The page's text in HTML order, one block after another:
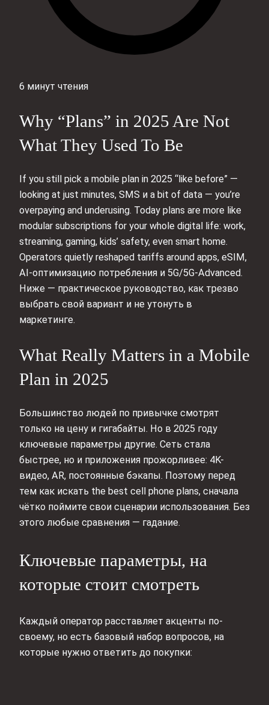
6 минут чтения
Why “Plans” in 2025 Are Not
What They Used To Be
If you still pick a mobile plan in 2025 “like before” —
looking at just minutes, SMS и a bit of data — you’re
overpaying and underusing. Today plans are more like
modular subscriptions for your whole digital life: work,
streaming, gaming, kids’ safety, even smart home.
Operators quietly reshaped tariffs around apps, eSIM,
AI-оптимизацию потребления и 5G/5G-Advanced.
Ниже — практическое руководство, как трезво
выбрать свой вариант и не утонуть в
маркетинге.
What Really Matters in a Mobile
Plan in 2025
Большинство людей по привычке смотрят
только на цену и гигабайты. Но в 2025 году
ключевые параметры другие. Сеть стала
быстрее, но и приложения прожорливее: 4K-
видео, AR, постоянные бэкапы. Поэтому перед
тем как искать the best cell phone plans, сначала
чётко поймите свои сценарии использования. Без
этого любые сравнения — гадание.
Ключевые параметры, на
которые стоит смотреть
Каждый оператор расставляет акценты по-
своему, но есть базовый набор вопросов, на
которые нужно ответить до покупки: